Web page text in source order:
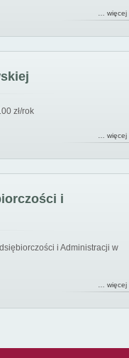
… więcej
zł/rok
… więcej
i
i Administracji w
… więcej